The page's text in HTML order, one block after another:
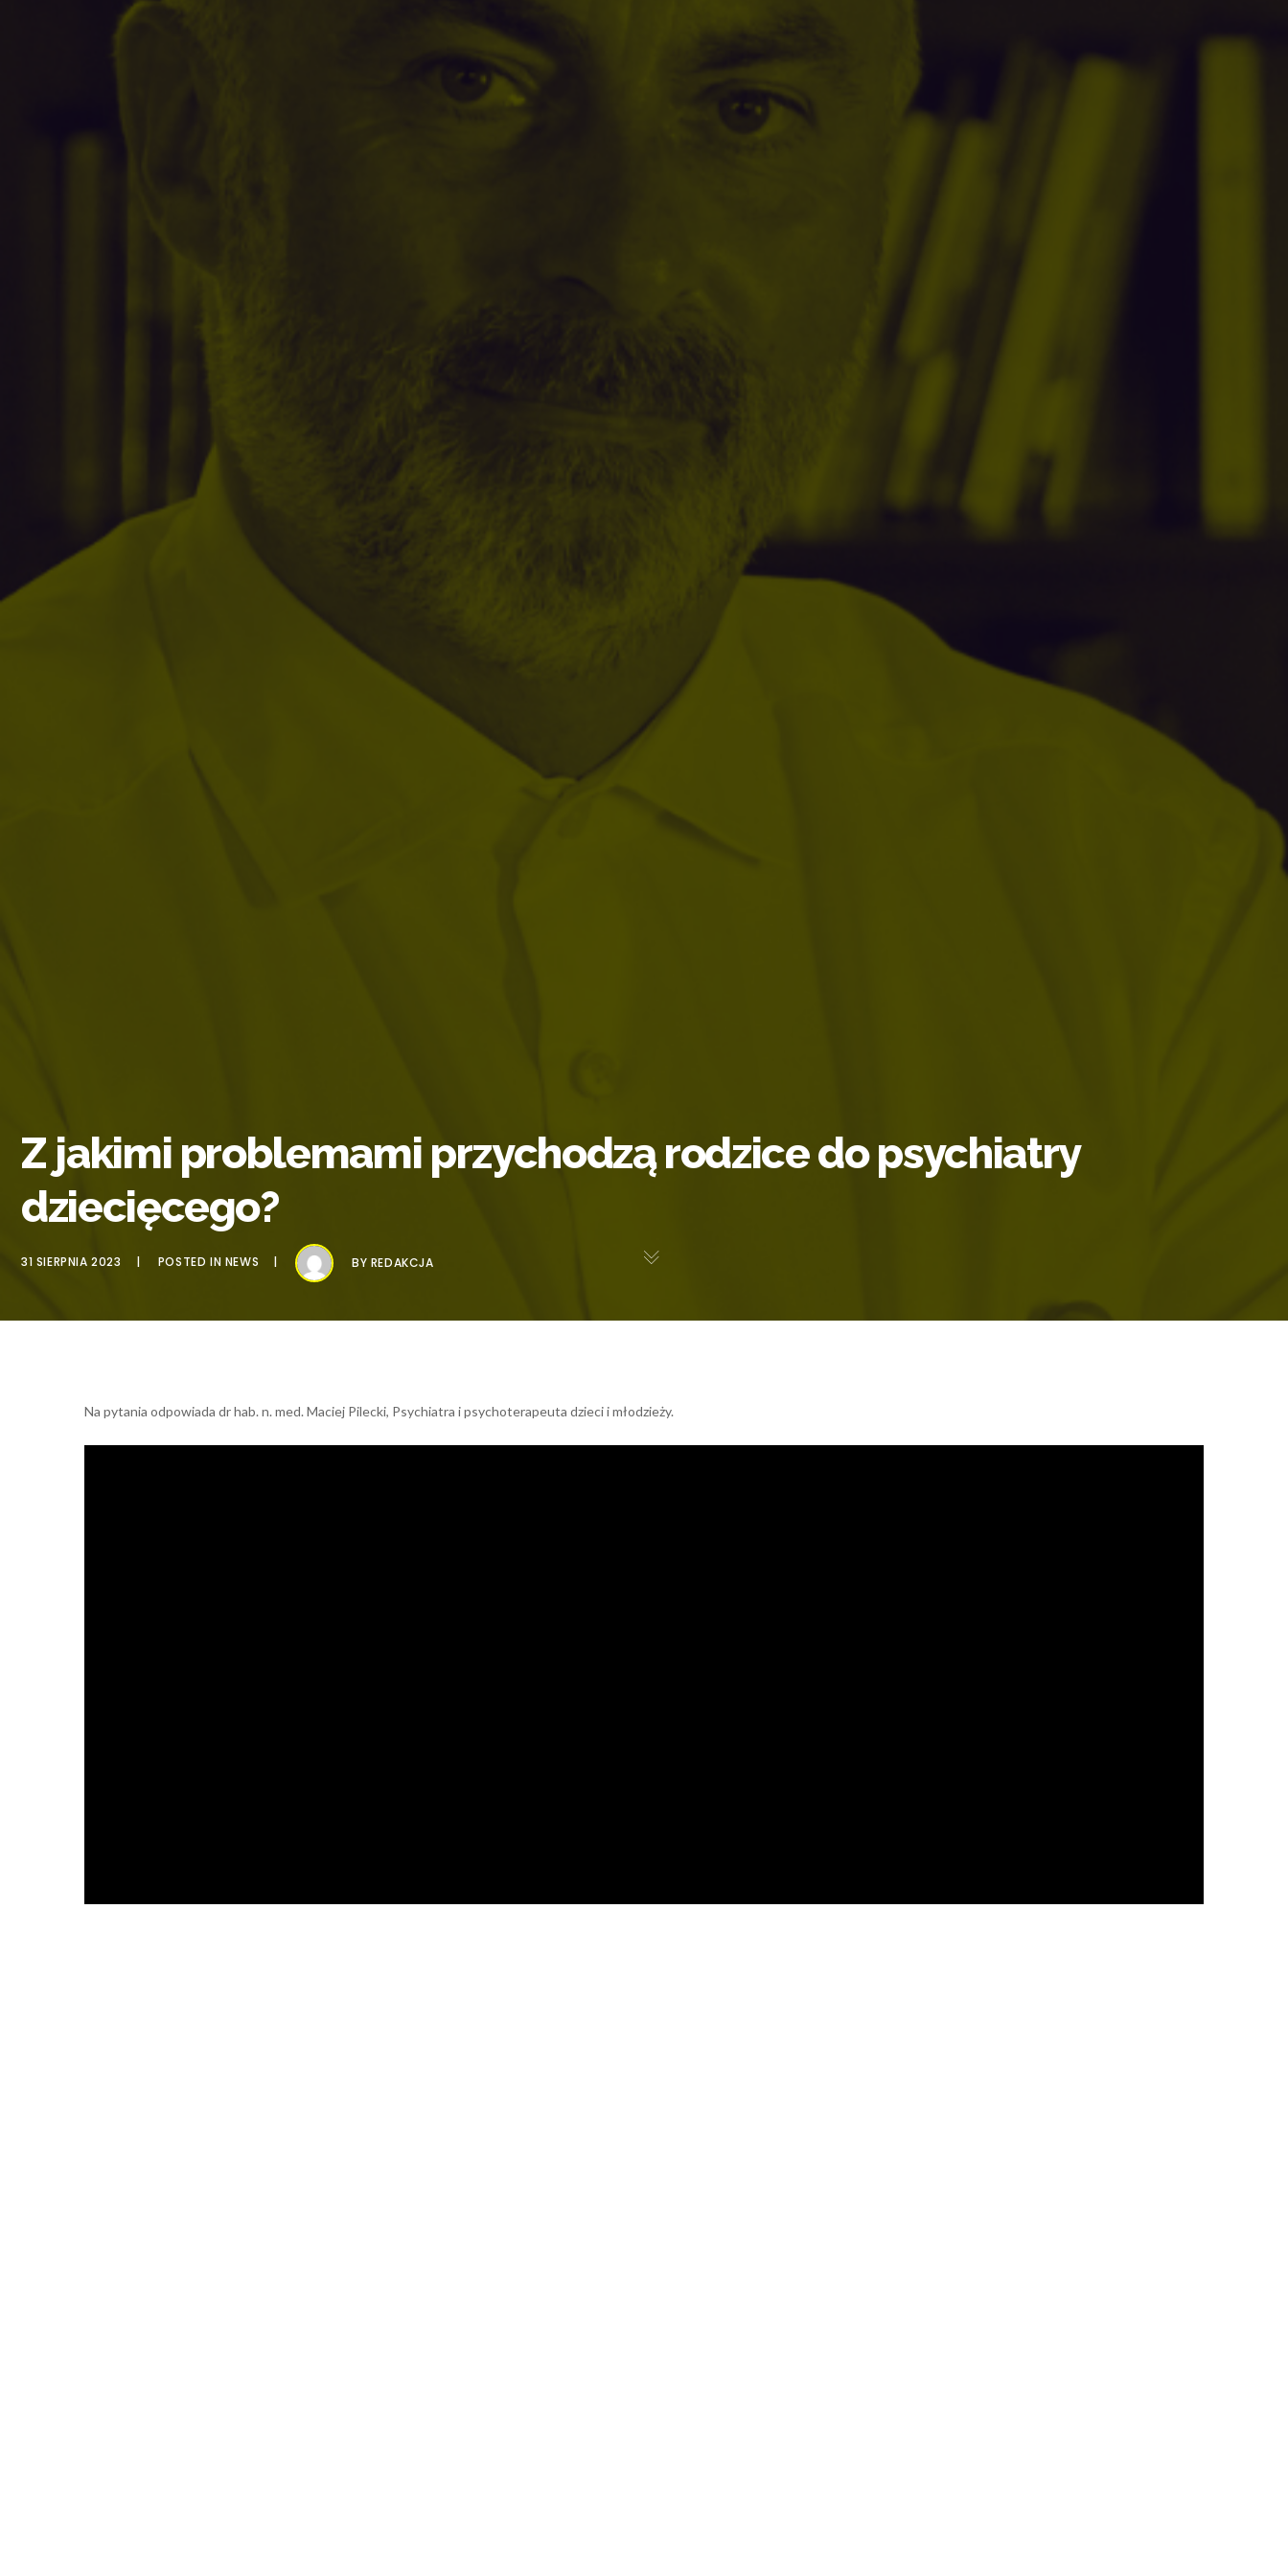
Z jakimi problemami przychodzą rodzice do psychiatry
dziecięcego?
31 SIERPNIA 2023 POSTED IN NEWS BY REDAKCJA
Na pytania odpowiada dr hab. n. med. Maciej Pilecki, Psychiatra i psychoterapeuta dzieci i młodzieży.